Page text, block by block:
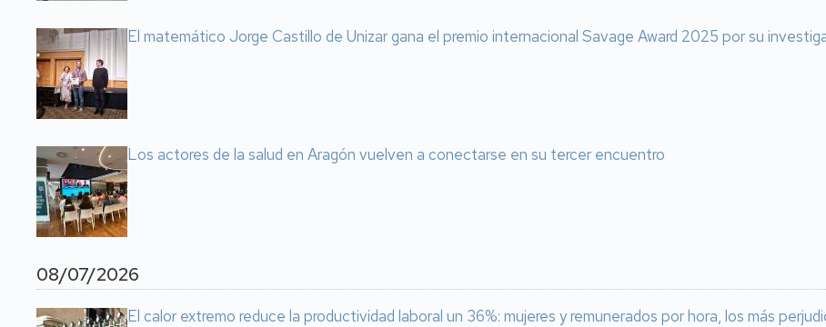
El matemático Jorge Castillo de Unizar gana el premio internacional Savage Award 2025 por su
Los actores de la salud en Aragón vuelven a conectarse en su tercer encuentro
08/07/2026
El calor extremo reduce la productividad laboral un 36%: mujeres y remunerados por hora, los más